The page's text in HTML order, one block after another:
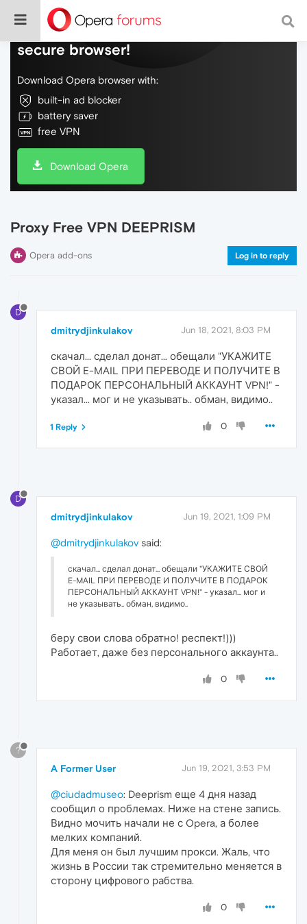
Do more on the web, with a fast and
secure browser!
Download Opera browser with:
built-in ad blocker
battery saver
free VPN
Download Opera
Proxy Free VPN DEEPRISM
Opera add-ons Log in to reply
D
dmitrydjinkulakov Jun 18, 2021, 8:03 PM
скачал... сделал донат... обещали "УКАЖИТЕ
СВОЙ E-MAIL ПРИ ПЕРЕВОДЕ И ПОЛУЧИТЕ В
ПОДАРОК ПЕРСОНАЛЬНЫЙ АККАУНТ VPN!" -
указал... мог и не указывать.. обман, видимо..
0
1 Reply
D
dmitrydjinkulakov Jun 19, 2021, 1:09 PM
@dmitrydjinkulakov said:
скачал... сделал донат... обещали "УКАЖИТЕ СВОЙ
E-MAIL ПРИ ПЕРЕВОДЕ И ПОЛУЧИТЕ В ПОДАРОК
ПЕРСОНАЛЬНЫЙ АККАУНТ VPN!" - указал... мог и
не указывать.. обман, видимо..
беру свои слова обратно! респект!)))
Работает, даже без персонального аккаунта..
0
?
A Former User Jun 19, 2021, 3:53 PM
@ciudadmuseo: Deeprism еще 4 дня назад
сообщил о проблемах. Ниже на стене запись.
Видно мочить начали не с Opera, а более
мелких компаний.
Для меня он был лучшим прокси. Жаль, что
жизнь в России так стремительно меняется в
сторону цифрового рабства.
0